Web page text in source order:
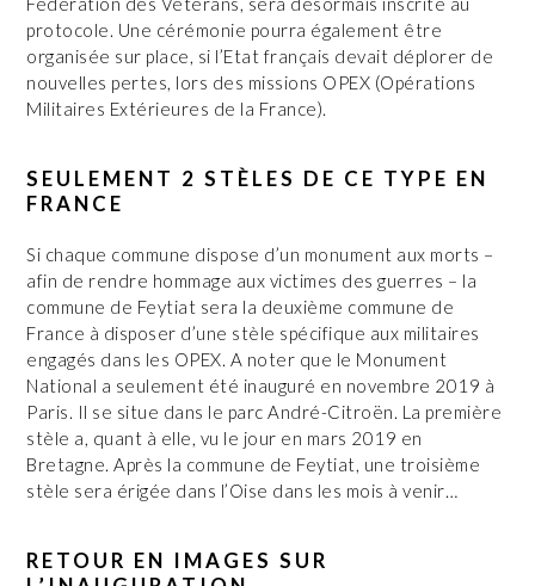
protocole. Une cérémonie pourra également être
organisée sur place, si l’Etat français devait déplorer de
nouvelles pertes, lors des missions OPEX (Opérations
Militaires Extérieures de la France).
SEULEMENT 2 STÈLES DE CE TYPE EN
FRANCE
Si chaque commune dispose d’un monument aux morts –
afin de rendre hommage aux victimes des guerres – la
commune de Feytiat sera la deuxième commune de
France à disposer d’une stèle spécifique aux militaires
engagés dans les OPEX. A noter que le Monument
National a seulement été inauguré en novembre 2019 à
Paris. Il se situe dans le parc André-Citroën. La première
stèle a, quant à elle, vu le jour en mars 2019 en
Bretagne. Après la commune de Feytiat, une troisième
stèle sera érigée dans l’Oise dans les mois à venir…
RETOUR EN IMAGES SUR